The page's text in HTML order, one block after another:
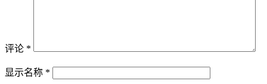
评论 *
显示名称 *